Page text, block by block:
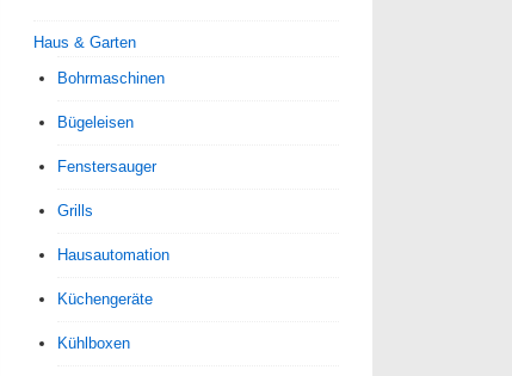
Haus & Garten
Bohrmaschinen
Bügeleisen
Fenstersauger
Grills
Hausautomation
Küchengeräte
Kühlboxen